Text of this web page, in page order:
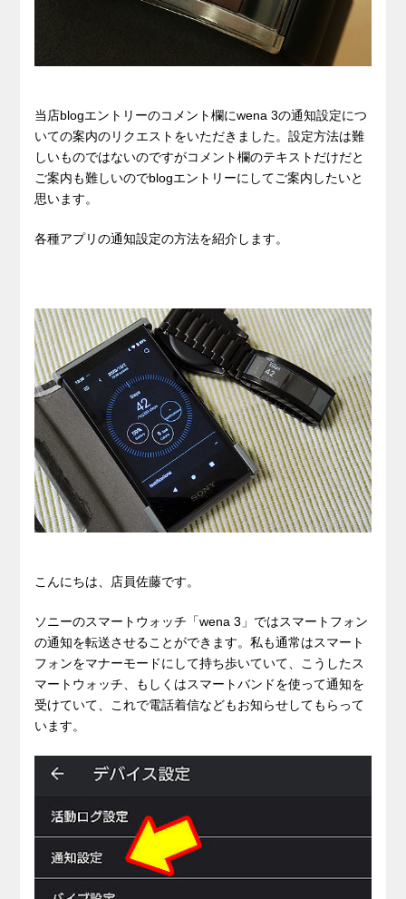
当店blogエントリーのコメント欄にwena 3の通知設定につ
いての案内のリクエストをいただきました。設定方法は難
しいものではないのですがコメント欄のテキストだけだと
ご案内も難しいのでblogエントリーにしてご案内したいと
思います。
各種アプリの通知設定の方法を紹介します。
こんにちは、店員佐藤です。
ソニーのスマートウォッチ「wena 3」ではスマートフォン
の通知を転送させることができます。私も通常はスマート
フォンをマナーモードにして持ち歩いていて、こうしたス
マートウォッチ、もしくはスマートバンドを使って通知を
受けていて、これで電話着信などもお知らせしてもらって
います。